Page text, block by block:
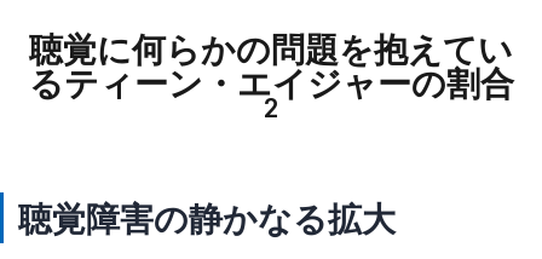
聴覚に何らかの問題を抱えてい
るティーン・エイジャーの割合
2
聴覚障害の静かなる拡大